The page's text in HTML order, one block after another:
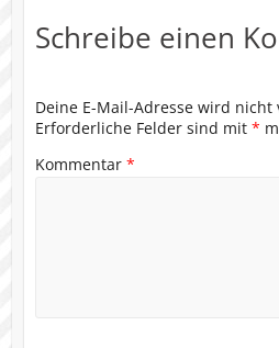
Schreibe einen
Deine E-Mail-Adresse wird
Erforderliche Felder sind mit *
Kommentar *